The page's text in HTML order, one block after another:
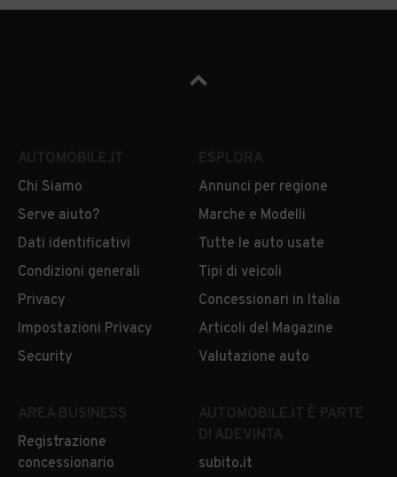
Chi Siamo
Serve aiuto?
Dati identificativi
Condizioni generali
Privacy
Impostazioni Privacy
Security
Annunci per regione
Marche e Modelli
Tutte le auto usate
Tipi di veicoli
Concessionari in Italia
Articoli del Magazine
Valutazione auto
Registrazione
concessionario
subito.it